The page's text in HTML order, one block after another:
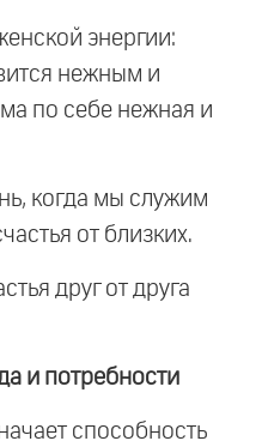
энергии:
нежным и
по себе нежная и
когда мы служим
от близких.
друг от друга
и потребности
способность